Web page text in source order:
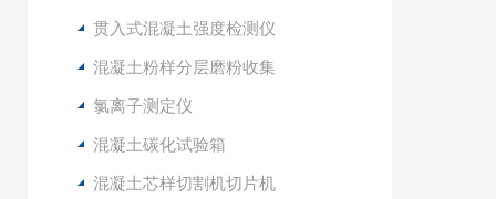
贯入式混凝土强度检测仪
混凝土粉样分层磨粉收集
氯离子测定仪
混凝土碳化试验箱
混凝土芯样切割机切片机